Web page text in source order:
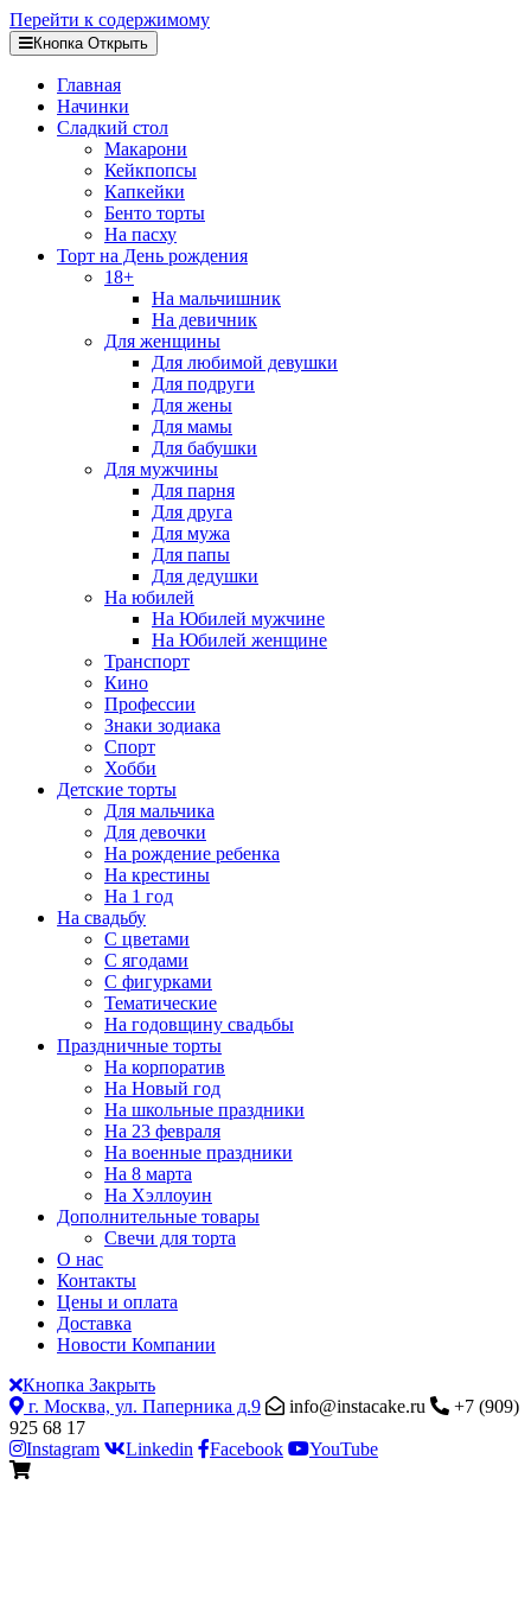
Перейти к содержимому
Кнопка Открыть
Главная
Начинки
Сладкий стол
Макарони
Кейкпопсы
Капкейки
Бенто торты
На пасху
Торт на День рождения
18+
На мальчишник
На девичник
Для женщины
Для любимой девушки
Для подруги
Для жены
Для мамы
Для бабушки
Для мужчины
Для парня
Для друга
Для мужа
Для папы
Для дедушки
На юбилей
На Юбилей мужчине
На Юбилей женщине
Транспорт
Кино
Профессии
Знаки зодиака
Спорт
Хобби
Детские торты
Для мальчика
Для девочки
На рождение ребенка
На крестины
На 1 год
На свадьбу
С цветами
С ягодами
С фигурками
Тематические
На годовщину свадьбы
Праздничные торты
На корпоратив
На Новый год
На школьные праздники
На 23 февраля
На военные праздники
На 8 марта
На Хэллоуин
Дополнительные товары
Свечи для торта
О нас
Контакты
Цены и оплата
Доставка
Новости Компании
Кнопка Закрыть
г. Москва, ул. Паперника д.9
info@instacake.ru
+7 (909)
925 68 17
Instagram
Linkedin Facebook YouTube